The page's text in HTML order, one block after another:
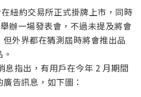
紐約交易所正式掛牌上市，同時
辦一場發表會，不過未提及將會
外界都在猜測屆時將會推出品
指出，有用戶在今年 2 月期間
告訊息，如下圖：